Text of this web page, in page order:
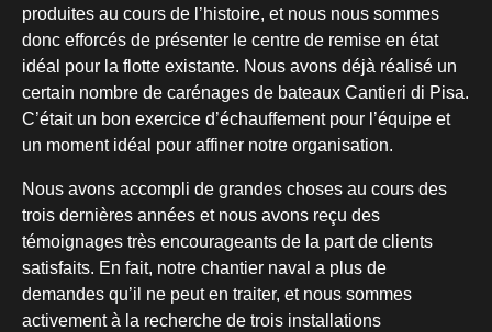
produites au cours de l’histoire, et nous nous sommes
donc efforcés de présenter le centre de remise en état
idéal pour la flotte existante. Nous avons déjà réalisé un
certain nombre de carénages de bateaux Cantieri di Pisa.
C’était un bon exercice d’échauffement pour l’équipe et
un moment idéal pour affiner notre organisation.
Nous avons accompli de grandes choses au cours des
trois dernières années et nous avons reçu des
témoignages très encourageants de la part de clients
satisfaits. En fait, notre chantier naval a plus de
demandes qu’il ne peut en traiter, et nous sommes
activement à la recherche de trois installations